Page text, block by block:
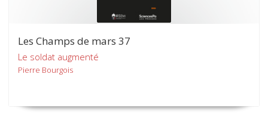
Les Champs de mars 37
Le soldat augmenté
Pierre Bourgois